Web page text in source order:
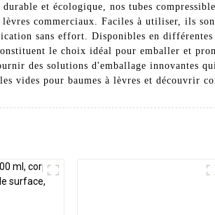
et écologique, nos tubes
commerciaux. Faciles à utiliser, ils
sans effort. Disponibles en
le choix idéal pour emballer et
des solutions d'emballage innovantes
vides pour baumes à lèvres et découvrir